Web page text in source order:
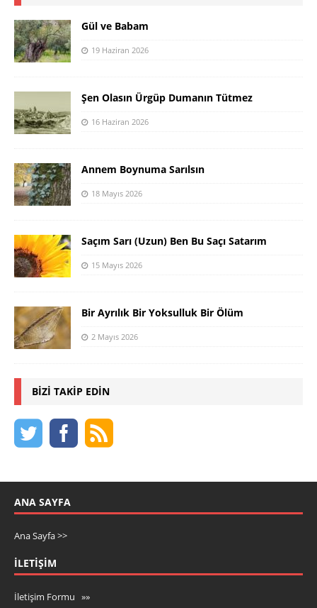
Gül ve Babam
19 Haziran 2026
Şen Olasın Ürgüp Dumanın Tütmez
16 Haziran 2026
Annem Boynuma Sarılsın
18 Mayıs 2026
Saçım Sarı (Uzun) Ben Bu Saçı Satarım
15 Mayıs 2026
Bir Ayrılık Bir Yoksulluk Bir Ölüm
2 Mayıs 2026
BIZI TAKIP EDIN
ANA SAYFA
Ana Sayfa >>
İLETIŞIM
İletişim Formu »»